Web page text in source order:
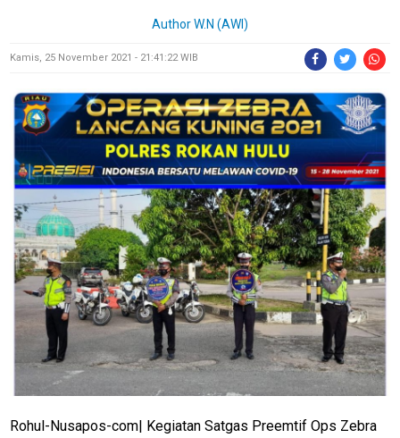
Author W.N (AWI)
Kamis, 25 November 2021 - 21:41:22 WIB
Rohul-Nusapos-com| Kegiatan Satgas Preemtif Ops Zebra